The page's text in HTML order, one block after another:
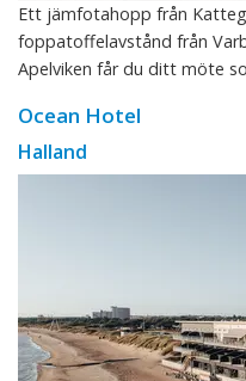
Ett jämfotahopp från
foppatoffelavstånd från
Apelviken får du ditt möte
Ocean Hotel
Halland